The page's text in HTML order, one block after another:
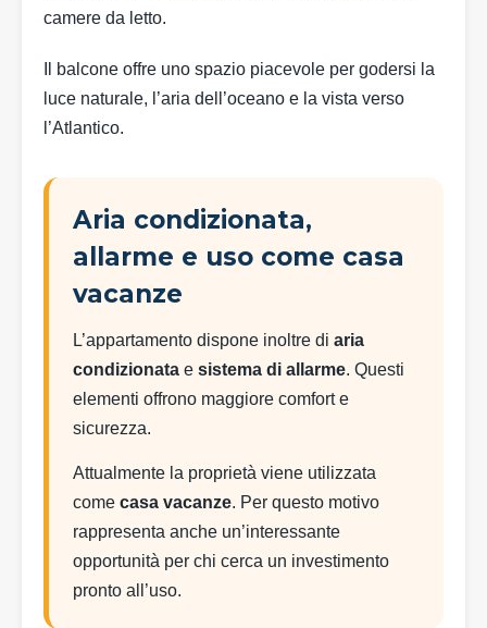
camere da letto.
Il balcone offre uno spazio piacevole per godersi la
luce naturale, l’aria dell’oceano e la vista verso
l’Atlantico.
Aria condizionata,
allarme e uso come casa
vacanze
L’appartamento dispone inoltre di aria
condizionata e sistema di allarme. Questi
elementi offrono maggiore comfort e
sicurezza.
Attualmente la proprietà viene utilizzata
come casa vacanze. Per questo motivo
rappresenta anche un’interessante
opportunità per chi cerca un investimento
pronto all’uso.